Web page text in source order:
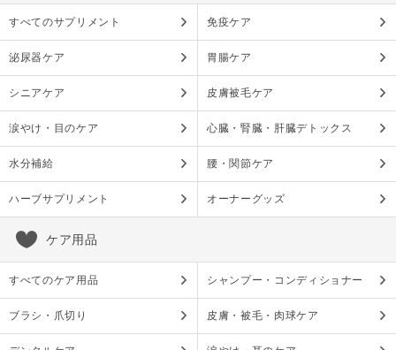
すべてのサプリメント 免疫ケア
泌尿器ケア 胃腸ケア
シニアケア 皮膚被毛ケア
涙やけ・目のケア 心臓・腎臓・肝臓デトックス
水分補給 腰・関節ケア
ハーブサプリメント オーナーグッズ
ケア用品
すべてのケア用品 シャンプー・コンディショナー
ブラシ・爪切り 皮膚・被毛・肉球ケア